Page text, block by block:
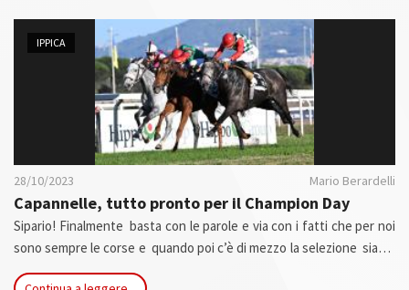
IPPICA
28/10/2023 Mario Berardelli
Capannelle, tutto pronto per il Champion Day
Sipario! Finalmente basta con le parole e via con i fatti che per noi
sono sempre le corse e quando poi c’è di mezzo la selezione siamo
ancora di più felici. Primo tempo , alle